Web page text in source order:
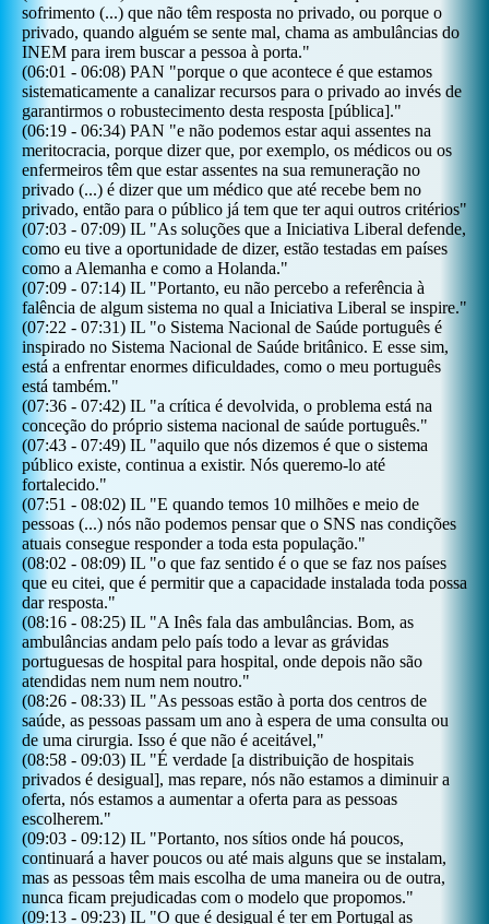
sofrimento (...) que não têm resposta no privado, ou porque o
privado, quando alguém se sente mal, chama as ambulâncias do
INEM para irem buscar a pessoa à porta."
(06:01 - 06:08) PAN "porque o que acontece é que estamos
sistematicamente a canalizar recursos para o privado ao invés de
garantirmos o robustecimento desta resposta [pública]."
(06:19 - 06:34) PAN "e não podemos estar aqui assentes na
meritocracia, porque dizer que, por exemplo, os médicos ou os
enfermeiros têm que estar assentes na sua remuneração no
privado (...) é dizer que um médico que até recebe bem no
privado, então para o público já tem que ter aqui outros critérios"
(07:03 - 07:09) IL "As soluções que a Iniciativa Liberal defende,
como eu tive a oportunidade de dizer, estão testadas em países
como a Alemanha e como a Holanda."
(07:09 - 07:14) IL "Portanto, eu não percebo a referência à
falência de algum sistema no qual a Iniciativa Liberal se inspire."
(07:22 - 07:31) IL "o Sistema Nacional de Saúde português é
inspirado no Sistema Nacional de Saúde britânico. E esse sim,
está a enfrentar enormes dificuldades, como o meu português
está também."
(07:36 - 07:42) IL "a crítica é devolvida, o problema está na
conceção do próprio sistema nacional de saúde português."
(07:43 - 07:49) IL "aquilo que nós dizemos é que o sistema
público existe, continua a existir. Nós queremo-lo até
fortalecido."
(07:51 - 08:02) IL "E quando temos 10 milhões e meio de
pessoas (...) nós não podemos pensar que o SNS nas condições
atuais consegue responder a toda esta população."
(08:02 - 08:09) IL "o que faz sentido é o que se faz nos países
que eu citei, que é permitir que a capacidade instalada toda possa
dar resposta."
(08:16 - 08:25) IL "A Inês fala das ambulâncias. Bom, as
ambulâncias andam pelo país todo a levar as grávidas
portuguesas de hospital para hospital, onde depois não são
atendidas nem num nem noutro."
(08:26 - 08:33) IL "As pessoas estão à porta dos centros de
saúde, as pessoas passam um ano à espera de uma consulta ou
de uma cirurgia. Isso é que não é aceitável,"
(08:58 - 09:03) IL "É verdade [a distribuição de hospitais
privados é desigual], mas repare, nós não estamos a diminuir a
oferta, nós estamos a aumentar a oferta para as pessoas
escolherem."
(09:03 - 09:12) IL "Portanto, nos sítios onde há poucos,
continuará a haver poucos ou até mais alguns que se instalam,
mas as pessoas têm mais escolha de uma maneira ou de outra,
nunca ficam prejudicadas com o modelo que propomos."
(09:13 - 09:23) IL "O que é desigual é ter em Portugal as